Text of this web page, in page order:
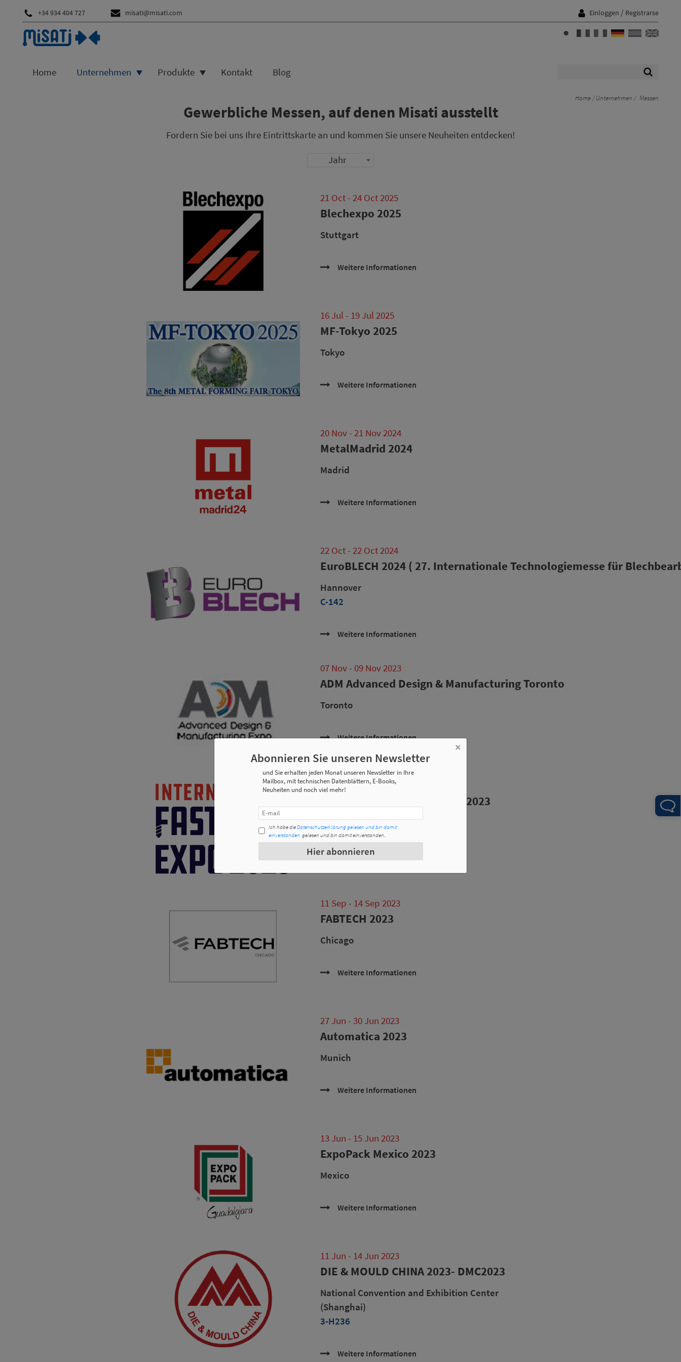
+34 934 404 727 misati@misati.com Einloggen / Registrarse
Home Unternehmen Produkte Kontakt Blog
Home Unternehmen Messen
Gewerbliche Messen, auf denen Misati ausstellt
Fordern Sie bei uns Ihre Eintrittskarte an und kommen Sie unsere Neuheiten entdecken!
Jahr
21 Oct - 24 Oct 2025
Blechexpo 2025
Stuttgart
Weitere Informationen
16 Jul - 19 Jul 2025
MF-Tokyo 2025
Tokyo
Weitere Informationen
20 Nov - 21 Nov 2024
MetalMadrid 2024
Madrid
Weitere Informationen
22 Oct - 22 Oct 2024
EuroBLECH 2024 ( 27. Internationale Technologiemesse für
Hannover
C-142
Weitere Informationen
07 Nov - 09 Nov 2023
ADM Advanced Design & Manufacturing Toronto
Toronto
Weitere Informationen
09 Oct - 11 Oct 2023
International Fastener Expo 2023
Las Vegas
Weitere Informationen
11 Sep - 14 Sep 2023
FABTECH 2023
Chicago
Weitere Informationen
27 Jun - 30 Jun 2023
Automatica 2023
Munich
Weitere Informationen
13 Jun - 15 Jun 2023
ExpoPack Mexico 2023
Mexico
Weitere Informationen
11 Jun - 14 Jun 2023
DIE & MOULD CHINA 2023- DMC2023
National Convention and Exhibition Center
(Shanghai)
3-H236
Weitere Informationen
×
Abonnieren Sie unseren Newsletter
und Sie erhalten jeden Monat unseren Newsletter in Ihre
Mailbox, mit technischen Datenblättern, E-Books,
Neuheiten und noch viel mehr!
Ich habe dieDatenschutzerklärung gelesen und bin damit
einverstanden. gelesen und bin damit einverstanden..
Hier abonnieren